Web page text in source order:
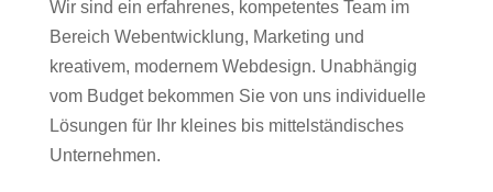
Wir sind ein erfahrenes, kompetentes Team im
Bereich Webentwicklung, Marketing und
kreativem, modernem Webdesign. Unabhängig
vom Budget bekommen Sie von uns individuelle
Lösungen für Ihr kleines bis mittelständisches
Unternehmen.